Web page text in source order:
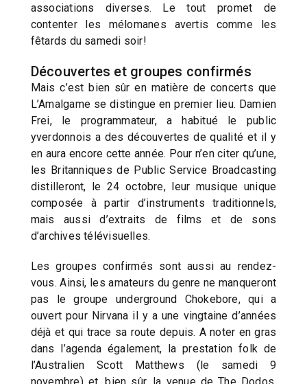
associations diverses. Le tout promet de
contenter les mélomanes avertis comme les
fêtards du samedi soir!
Découvertes et groupes confirmés
Mais c’est bien sûr en matière de concerts que
L’Amalgame se distingue en premier lieu. Damien
Frei, le programmateur, a habitué le public
yverdonnois a des découvertes de qualité et il y
en aura encore cette année. Pour n’en citer qu’une,
les Britanniques de Public Service Broadcasting
distilleront, le 24 octobre, leur musique unique
composée à partir d’instruments traditionnels,
mais aussi d’extraits de films et de sons
d’archives télévisuelles.
Les groupes confirmés sont aussi au rendez-
vous. Ainsi, les amateurs du genre ne manqueront
pas le groupe underground Chokebore, qui a
ouvert pour Nirvana il y a une vingtaine d’années
déjà et qui trace sa route depuis. A noter en gras
dans l’agenda également, la prestation folk de
l’Australien Scott Matthews (le samedi 9